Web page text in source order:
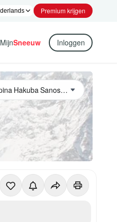
Premium krijgen
MijnSneeuw Inloggen